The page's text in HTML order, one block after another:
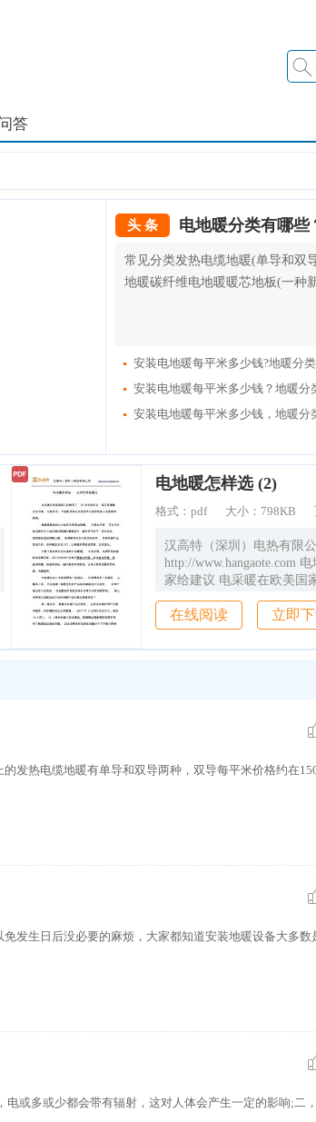
答
头 条 电地暖分类有哪些
常见分类发热电缆地暖(单导和双
地暖碳纤维电地暖暖芯地板(一种
安装电地暖每平米多少钱?地暖分
安装电地暖每平米多少钱？地暖分
安装电地暖每平米多少钱，地暖分
电地暖怎样选 (2)
格式： pdf 大小： 798KB
汉高特（深圳）电热有限公
http://www.hangaote.com
家给建议 电采暖在欧美国
年的历史，其环保健康、
活、节能耐用等众多优势
爱和 推崇。 随着我国推进
取暖， 尤其去年底，习总
穷、各种概念五花八门，
眼，无所适从。 市面上比
设备，远红外发热产品有
议， 让消费者多一些辨别
在线阅读 立即
发热电缆地暖有单导和双导两种，双导每平米价格约在
发生日后没必要的麻烦，大家都知道安装地暖设备大多数
或多或少都会带有辐射，这对人体会产生一定的影响;二